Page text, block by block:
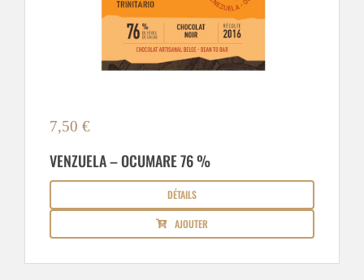
7,50 €
VENZUELA – OCUMARE 76 %
DÉTAILS
AJOUTER